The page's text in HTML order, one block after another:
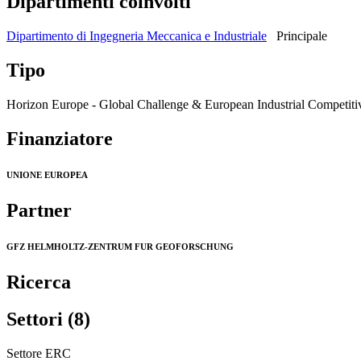
Dipartimento di Ingegneria Meccanica e Industriale Principale
Tipo
Horizon Europe - Global Challenge & European Industrial
Finanziatore
UNIONE EUROPEA
Partner
GFZ HELMHOLTZ-ZENTRUM FUR GEOFORSCHUNG
Ricerca
Settori (8)
Settore ERC